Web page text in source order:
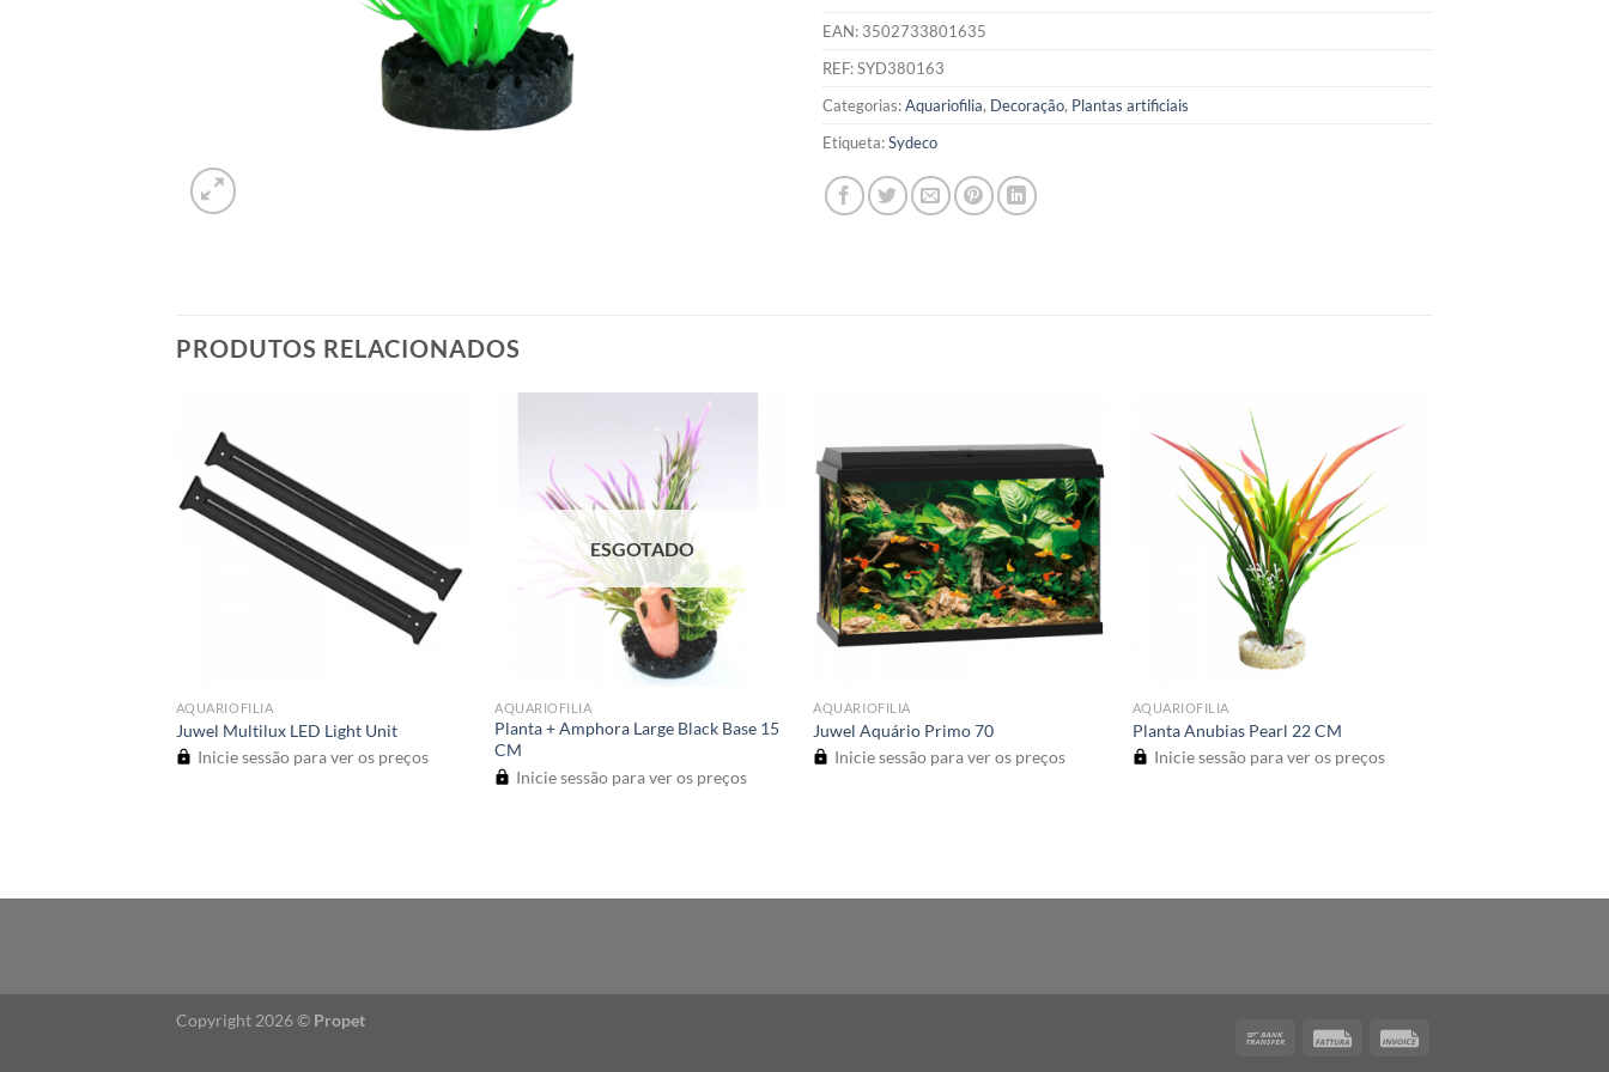
EAN: 3502733801635
REF:SYD380163
Categorias:Aquariofilia, Decoração, Plantas artificiais
Etiqueta:Sydeco
PRODUTOS RELACIONADOS
AQUARIOFILIA
Juwel Multilux LED Light Unit
Inicie sessão para ver os preços
ESGOTADO
AQUARIOFILIA
Planta + Amphora Large Black Base 15
CM
Inicie sessão para ver os preços
AQUARIOFILIA
Juwel Aquário Primo 70
Inicie sessão para ver os preços
AQUARIOFILIA
Planta Anubias Pearl 22 CM
Inicie sessão para ver os preços
Copyright 2026 © Propet